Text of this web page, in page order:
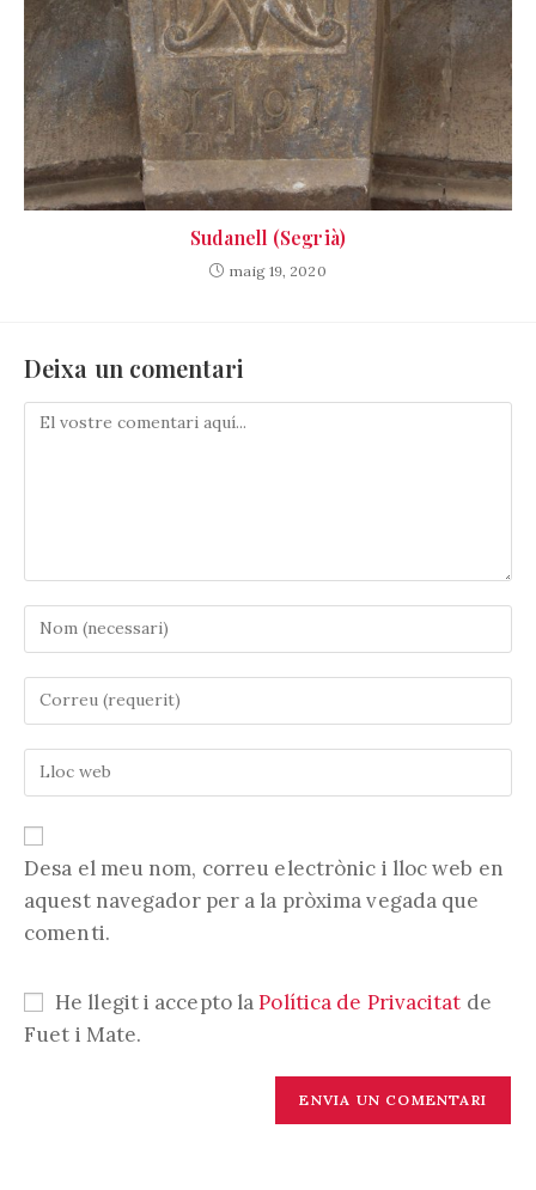
Sudanell (Segrià)
maig 19, 2020
Deixa un comentari
Comenta
Introduïu
nom
o
nom
d'usuari
per
comentar
Introduïu
adreça
electrònica
comentar
Introduïu
la
vostra
web
(opcional)
Desa el meu nom, correu electrònic i lloc web en
aquest navegador per a la pròxima vegada que
comenti.
He llegit i accepto laPolítica de Privacitat de
Fuet i Mate.